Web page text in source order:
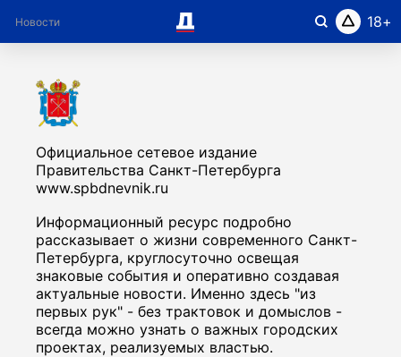
Новости 18
Рубрики Город в лицах О проекте
Официальное сетевое издание
Правительства Санкт-Петербурга
www.spbdnevnik.ru
Информационный ресурс подробно
рассказывает о жизни современного Санкт-
Петербурга, круглосуточно освещая
знаковые события и оперативно создавая
актуальные новости. Именно здесь "из
первых рук" - без трактовок и домыслов -
всегда можно узнать о важных городских
проектах, реализуемых властью.